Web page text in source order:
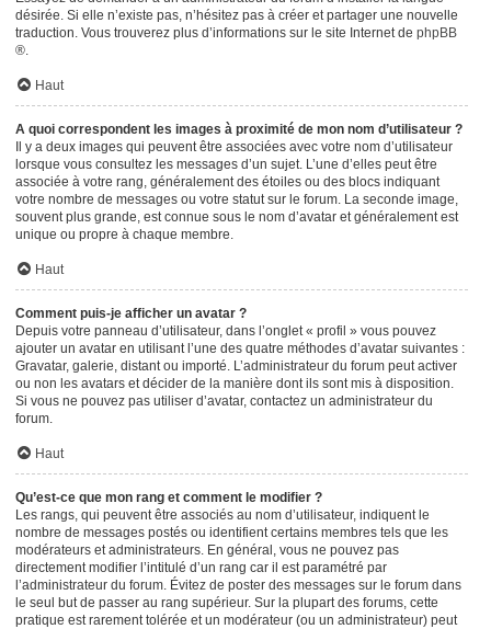
désirée. Si elle n’existe pas, n’hésitez pas à créer et partager une nouvelle
traduction. Vous trouverez plus d’informations sur le site Internet de phpBB
®.
Haut
A quoi correspondent les images à proximité de mon nom d’utilisateur ?
Il y a deux images qui peuvent être associées avec votre nom d’utilisateur
lorsque vous consultez les messages d’un sujet. L’une d’elles peut être
associée à votre rang, généralement des étoiles ou des blocs indiquant
votre nombre de messages ou votre statut sur le forum. La seconde image,
souvent plus grande, est connue sous le nom d’avatar et généralement est
unique ou propre à chaque membre.
Haut
Comment puis-je afficher un avatar ?
Depuis votre panneau d’utilisateur, dans l’onglet « profil » vous pouvez
ajouter un avatar en utilisant l’une des quatre méthodes d’avatar suivantes :
Gravatar, galerie, distant ou importé. L’administrateur du forum peut activer
ou non les avatars et décider de la manière dont ils sont mis à disposition.
Si vous ne pouvez pas utiliser d’avatar, contactez un administrateur du
forum.
Haut
Qu’est-ce que mon rang et comment le modifier ?
Les rangs, qui peuvent être associés au nom d’utilisateur, indiquent le
nombre de messages postés ou identifient certains membres tels que les
modérateurs et administrateurs. En général, vous ne pouvez pas
directement modifier l’intitulé d’un rang car il est paramétré par
l’administrateur du forum. Évitez de poster des messages sur le forum dans
le seul but de passer au rang supérieur. Sur la plupart des forums, cette
pratique est rarement tolérée et un modérateur (ou un administrateur) peut